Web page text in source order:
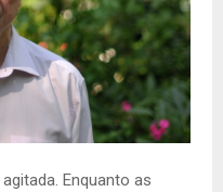
Enquanto as